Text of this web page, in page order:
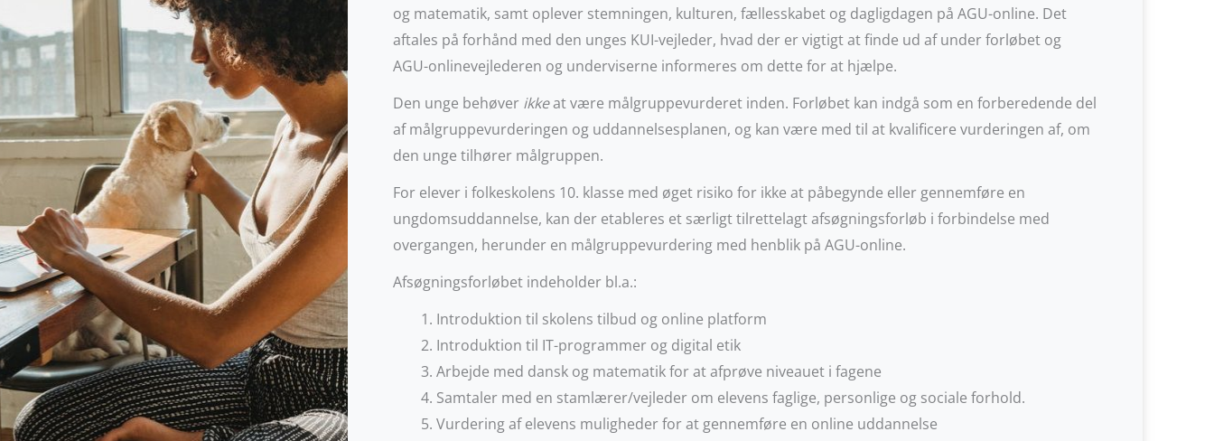
og matematik, samt oplever stemningen, kulturen, fællesskabet og dagligdagen på AGU-online. Det
aftales på forhånd med den unges KUI-vejleder, hvad der er vigtigt at finde ud af under forløbet og
AGU-onlinevejlederen og underviserne informeres om dette for at hjælpe.
Den unge behøverikkeat være målgruppevurderet inden. Forløbet kan indgå som en forberedende del
af målgruppevurderingen og uddannelsesplanen, og kan være med til at kvalificere vurderingen af, om
den unge tilhører målgruppen.
For elever i folkeskolens 10. klasse med øget risiko for ikke at påbegynde eller gennemføre en
ungdomsuddannelse, kan der etableres et særligt tilrettelagt afsøgningsforløb i forbindelse med
overgangen, herunder en målgruppevurdering med henblik på AGU-online.
Afsøgningsforløbet indeholder bl.a.:
Introduktion til skolens tilbud og online platform
Introduktion til IT-programmer og digital etik
Arbejde med dansk og matematik for at afprøve niveauet i fagene
Samtaler med en stamlærer/vejleder om elevens faglige, personlige og sociale forhold.
Vurdering af elevens muligheder for at gennemføre en online uddannelse